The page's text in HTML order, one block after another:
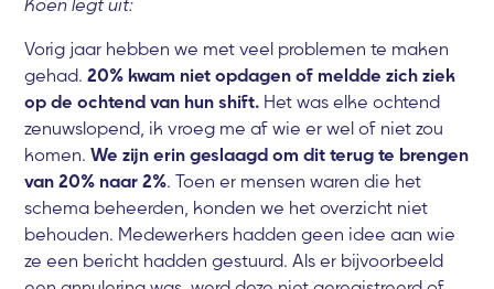
Vorig jaar hebben we met veel problemen te maken
gehad.20% kwam niet opdagen of meldde zich ziek
op de ochtend van hun shift. Het was elke ochtend
zenuwslopend, ik vroeg me af wie er wel of niet zou
komen.We zijn erin geslaagd om dit terug te brengen
van 20% naar 2%. Toen er mensen waren die het
schema beheerden, konden we het overzicht niet
behouden. Medewerkers hadden geen idee aan wie
ze een bericht hadden gestuurd. Als er bijvoorbeeld